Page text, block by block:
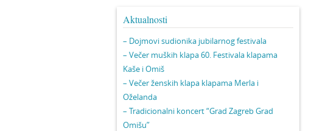
Aktualnosti
– Dojmovi sudionika jubilarnog festivala
– Večer muških klapa 60. Festivala klapama
Kaše i Omiš
– Večer ženskih klapa klapama Merla i
Oželanda
– Tradicionalni koncert “Grad Zagreb Grad
Omišu”